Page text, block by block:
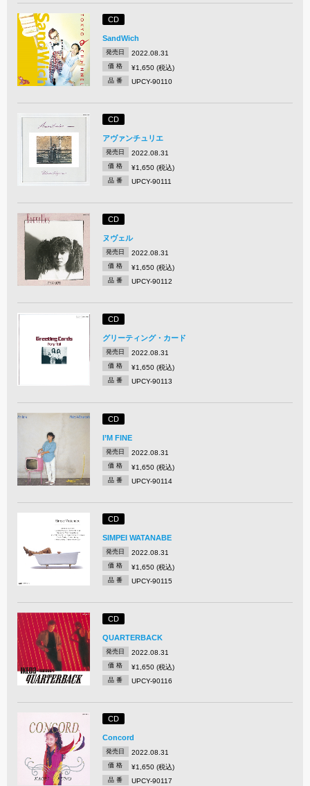
CD
SandWich
発売日 2022.08.31
価 格 ¥1,650 (税込)
品 番 UPCY-90110
CD
アヴァンチュリエ
発売日 2022.08.31
価 格 ¥1,650 (税込)
品 番 UPCY-90111
CD
ヌヴェル
発売日 2022.08.31
価 格 ¥1,650 (税込)
品 番 UPCY-90112
CD
グリーティング・カード
発売日 2022.08.31
価 格 ¥1,650 (税込)
品 番 UPCY-90113
CD
I’M FINE
発売日 2022.08.31
価 格 ¥1,650 (税込)
品 番 UPCY-90114
CD
SIMPEI WATANABE
発売日 2022.08.31
価 格 ¥1,650 (税込)
品 番 UPCY-90115
CD
QUARTERBACK
発売日 2022.08.31
価 格 ¥1,650 (税込)
品 番 UPCY-90116
CD
Concord
発売日 2022.08.31
価 格 ¥1,650 (税込)
品 番 UPCY-90117